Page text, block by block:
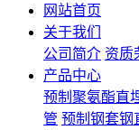
网站首页
关于我们
公司简介 资质
产品中心
预制聚氨酯直
管 预制钢套钢